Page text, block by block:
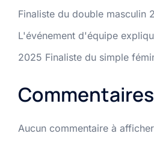
Finaliste du double masculin
L'événement d'équipe
2025 Finaliste du simple
Aucun commentaire à